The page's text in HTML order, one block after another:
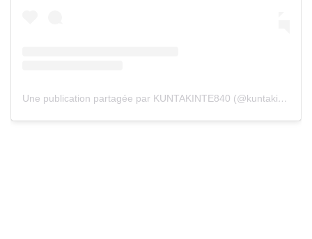
Une publication partagée par KUNTAKINTE840 (@kuntakinte.840)